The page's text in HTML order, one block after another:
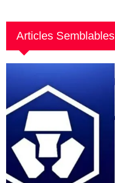
Articles Semblables